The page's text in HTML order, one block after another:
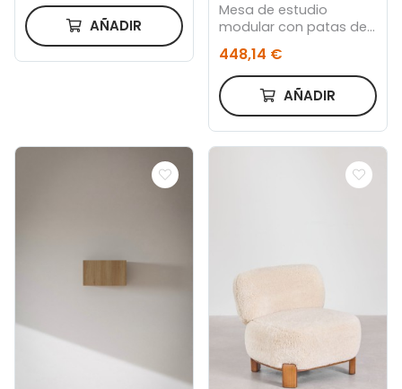
AÑADIR
Mesa de estudio
modular con patas de
metálicas F-60
448,14 €
AÑADIR